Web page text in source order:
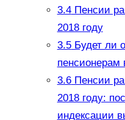
3.4Пенсии
2018 году
3.5Будет ли
пенсионерам
3.6Пенсии
2018 году:
индексации